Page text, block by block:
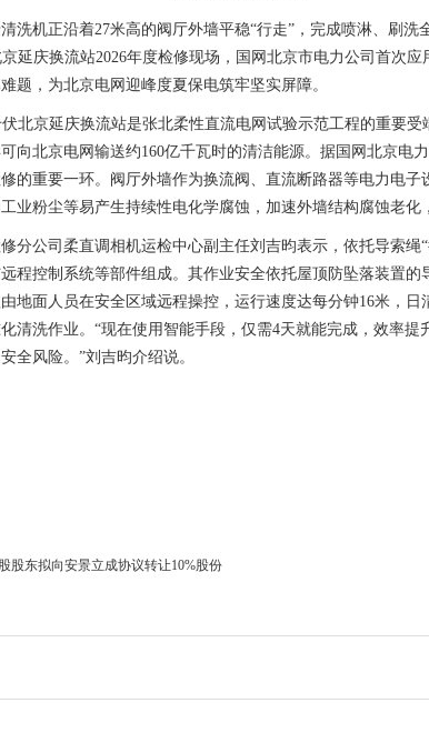
洗机正沿着27米高的阀厅外墙平稳“行走”，完成喷淋、刷
京延庆换流站2026年度检修现场，国网北京市电力公司首次
题，为北京电网迎峰度夏保电筑牢坚实屏障。
北京延庆换流站是张北柔性直流电网试验示范工程的重要
向北京电网输送约160亿千瓦时的清洁能源。据国网北京电
的重要一环。阀厅外墙作为换流阀、直流断路器等电力电子
业粉尘等易产生持续性电化学腐蚀，加速外墙结构腐蚀老化
分公司柔直调相机运检中心副主任刘吉昀表示，依托导索绳
程控制系统等部件组成。其作业安全依托屋顶防坠落装置的
地面人员在安全区域远程操控，运行速度达每分钟16米，日
清洗作业。“现在使用智能手段，仅需4天就能完成，效率提
全风险。”刘吉昀介绍说。
股东拟向安景立成协议转让10%股份